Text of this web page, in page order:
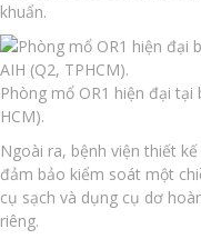
khuẩn.
Phòng mổ OR1 hiện đại tại
HCM).
Ngoài ra, bệnh viện thiết
đảm bảo kiểm soát một
cụ sạch và dụng cụ dơ
riêng.